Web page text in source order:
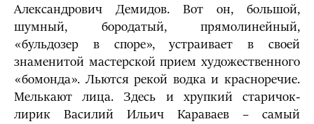
Александрович Демидов. Вот он, большой,
шумный, бородатый, прямолинейный,
«бульдозер в споре», устраивает в своей
знаменитой мастерской прием художественного
«бомонда». Льются рекой водка и красноречие.
Мелькают лица. Здесь и хрупкий старичок-
лирик Василий Ильич Караваев – самый